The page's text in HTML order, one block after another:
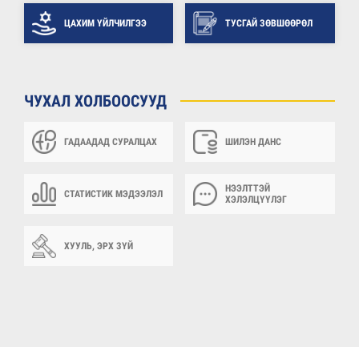
ЦАХИМ ҮЙЛЧИЛГЭЭ ТУСГАЙ ЗӨВШӨӨРӨЛ
ЧУХАЛ ХОЛБООСУУД
ГАДААДАД СУРАЛЦАХ ШИЛЭН ДАНС
СТАТИСТИК МЭДЭЭЛЭЛ
НЭЭЛТТЭЙ
ХЭЛЭЛЦҮҮЛЭГ
ХУУЛЬ, ЭРХ ЗҮЙ